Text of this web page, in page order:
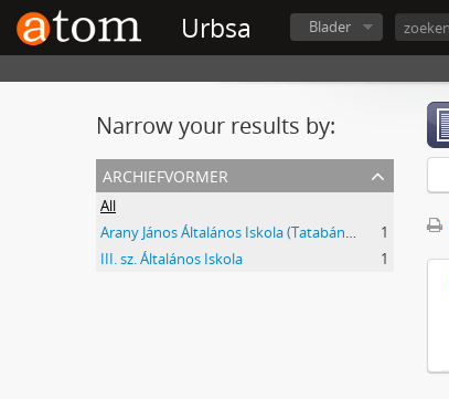
Urbsa Blader
Narrow your results by:
archiefvormer
All
Arany János Általános Iskola (Tatabánya Újváros)
1
III. sz. Általános Iskola
1